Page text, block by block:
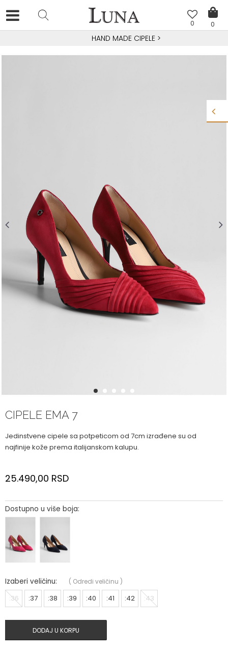
0
0
HAND MADE CIPELE>
1 2
CIPELE EMA 7
Jedinstvene cipele sa potpeticom od 7cm izrađene su od
najfinije kože prema italijanskom kalupu.
25.490,00 RSD
Dostupno u više boja:
Izaberi veličinu: ( Odredi veličinu )
:36 :37 :38 :39 :40 :41 :42 :43
DODAJ U KORPU